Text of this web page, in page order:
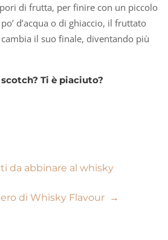
di frutta, per finire con un piccolo
d’acqua o di ghiaccio, il fruttato
il suo finale, diventando più
Ti è piaciuto?
da abbinare al whisky
di Whisky Flavour →